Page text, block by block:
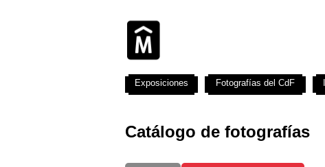
Catálogo de fotografías
Exposiciones Fotografías del CdF